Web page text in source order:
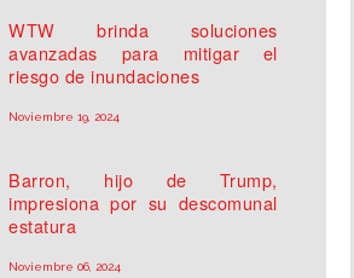
WTW brinda soluciones
avanzadas para mitigar el
riesgo de inundaciones
Noviembre 19, 2024
Barron, hijo de Trump,
impresiona por su descomunal
estatura
Noviembre 06, 2024